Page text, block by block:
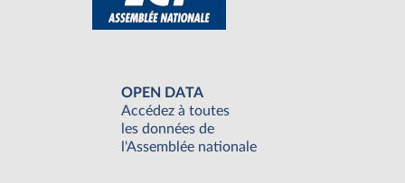
OPEN DATA
Accédez à toutes
les données de
l'Assemblée nationale